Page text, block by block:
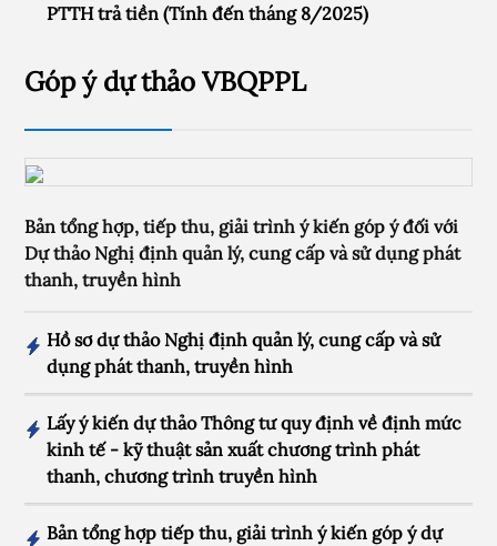
PTTH trả tiền (Tính đến tháng 8/2025)
Góp ý dự thảo VBQPPL
Bản tổng hợp, tiếp thu, giải trình ý kiến góp ý đối với
Dự thảo Nghị định quản lý, cung cấp và sử dụng phát
thanh, truyền hình
Hồ sơ dự thảo Nghị định quản lý, cung cấp và sử
dụng phát thanh, truyền hình
Lấy ý kiến dự thảo Thông tư quy định về định mức
kinh tế - kỹ thuật sản xuất chương trình phát
thanh, chương trình truyền hình
Bản tổng hợp tiếp thu, giải trình ý kiến góp ý dự